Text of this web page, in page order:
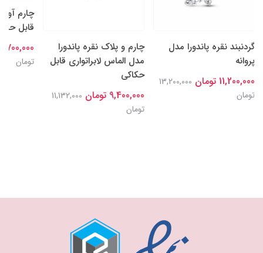
گردنبند نقره پاندورا مدل
پروانه
11,200,000 تومان
13,200,000
تومان
چارم و پلاک نقره پاندورا
مدل الماس لابراتواری قابل
حکاکی
9,400,000 تومان
11,132,000
تومان
چارم
قابل
9,700,000
تومان